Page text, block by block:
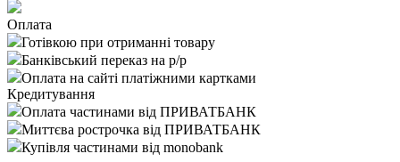
Оплата
Готівкою при отриманні товару
Банківський переказ на р/р
Оплата на сайті платіжними картками
Кредитування
Оплата частинами від ПРИВАТБАНК
Миттєва рострочка від ПРИВАТБАНК
Купівля частинами від monobank